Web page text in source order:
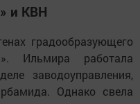
и КВН
градообразующего
Ильмира работала
заводоуправления,
Однако свела